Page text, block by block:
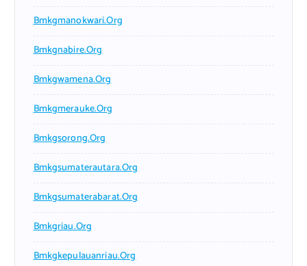
Bmkgmanokwari.org
Bmkgnabire.org
Bmkgwamena.org
Bmkgmerauke.org
Bmkgsorong.org
Bmkgsumaterautara.org
Bmkgsumaterabarat.org
Bmkgriau.org
Bmkgkepulauanriau.org